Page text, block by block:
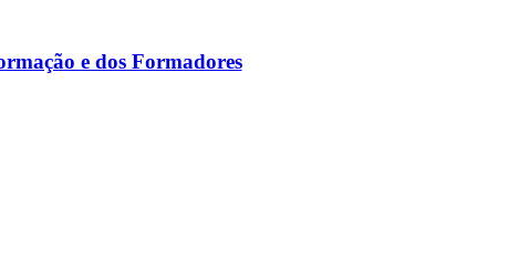
e dos Formadores